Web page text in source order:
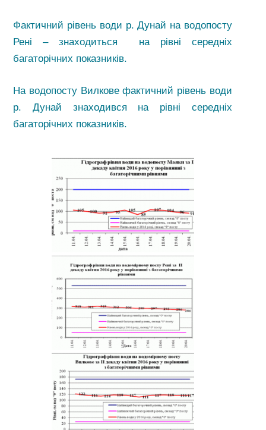
Фактичний рівень води р. Дунай на водопосту
Рені – знаходиться на рівні середніх
багаторічних показників.
На водопосту Вилкове фактичний рівень води
р. Дунай знаходився на рівні середніх
багаторічних показників.